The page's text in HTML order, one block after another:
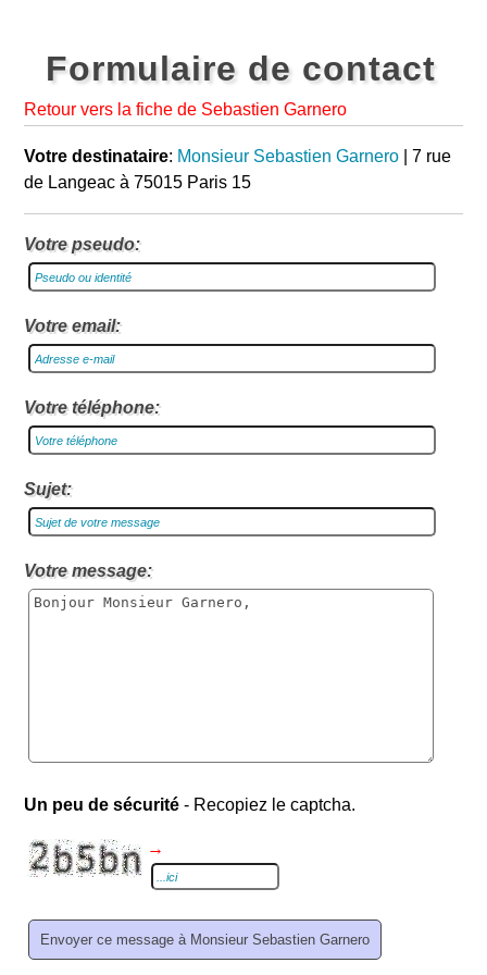
Formulaire de contact
Retour vers la fiche de Sebastien Garnero
Votre destinataire: Monsieur Sebastien Garnero | 7 rue
de Langeac à 75015 Paris 15
Votre pseudo:
Votre email:
Votre téléphone:
Sujet:
Votre message:
Un peu de sécurité - Recopiez le captcha.
→